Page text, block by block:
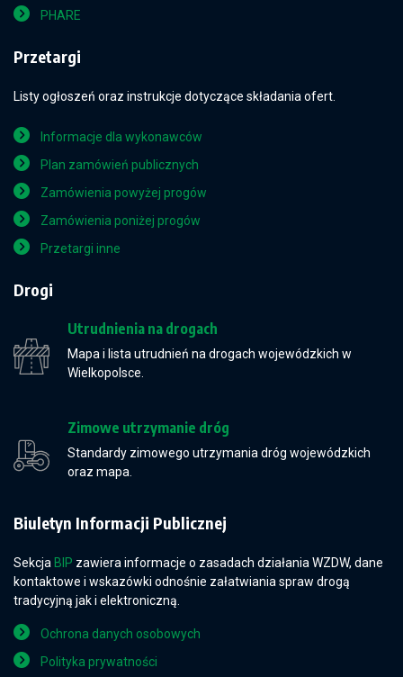
PHARE
Przetargi
Listy ogłoszeń oraz instrukcje dotyczące składania ofert.
Informacje dla wykonawców
Plan zamówień publicznych
Zamówienia powyżej progów
Zamówienia poniżej progów
Przetargi inne
Drogi
Utrudnienia na drogach
Mapa i lista utrudnień na drogach wojewódzkich w
Wielkopolsce.
Zimowe utrzymanie dróg
Standardy zimowego utrzymania dróg wojewódzkich
oraz mapa.
Biuletyn Informacji Publicznej
Sekcja BIP zawiera informacje o zasadach działania WZDW, dane
kontaktowe i wskazówki odnośnie załatwiania spraw drogą
tradycyjną jak i elektroniczną.
Ochrona danych osobowych
Polityka prywatności